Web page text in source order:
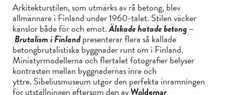
Arkitekturstilen, som utmärks av rå betong, blev
allmännare i Finland under 1960-talet. Stilen väcker
känslor både för och emot.Älskade hatade betong–
Brutalism i Finlandpresenterar flera så kallade
betongbrutalistiska byggnader runt om i Finland.
Miniatyrmodellerna och flertalet fotografier belyser
kontrasten mellan byggnadernas inre och
yttre. Sibeliusmuseum utgör den perfekta inramningen
för utställningen eftersom den avWoldemar